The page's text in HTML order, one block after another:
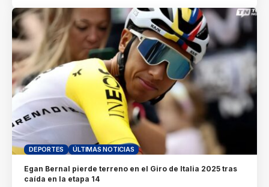
DEPORTES ÚLTIMAS NOTICIAS
Egan Bernal pierde terreno en el Giro de Italia 2025 tras
caída en la etapa 14